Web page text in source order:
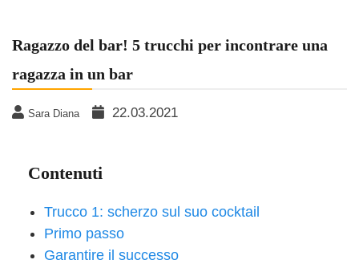
Ragazzo del bar! 5 trucchi per incontrare una
ragazza in un bar
Sara Diana 22.03.2021
Contenuti
Trucco 1: scherzo sul suo cocktail
Primo passo
Garantire il successo